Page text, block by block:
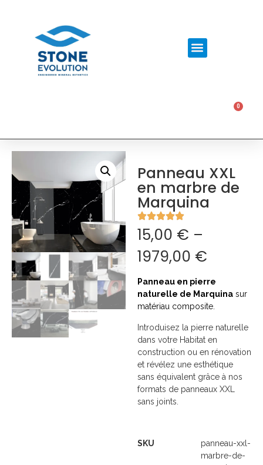
0
Panneau XXL
en marbre de
Marquina
15,00 € –
1979,00 €
Panneau en pierre
naturelle de Marquina sur
matériau composite.
Introduisez la pierre naturelle
dans votre Habitat en
construction ou en rénovation
et révélez une esthétique
sans équivalent grâce à nos
formats de panneaux XXL
sans joints.
SKU
panneau-xxl-
marbre-de-